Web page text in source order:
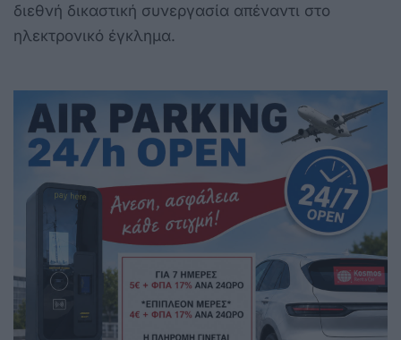
διεθνή δικαστική συνεργασία απέναντι στο
ηλεκτρονικό έγκλημα.